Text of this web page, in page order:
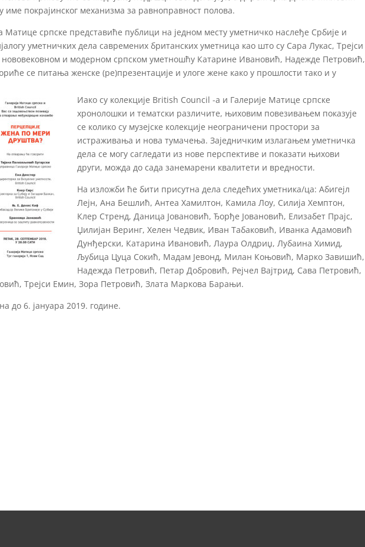
име покрајинског механизма за равноправност полова.
Матице српске представиће публици на једном месту уметничко наслеђе Србије и
уметничких дела савремених британских уметница као што су Сара Лукас, Трејси
нововековном и модерном српском уметношћу Катарине Ивановић, Надежде Петровић,
се питања женске (ре)презентације и улоге жене како у прошлости тако и у
Иако су колекције British Council -а и Галерије Матице српске
хронолошки и тематски различите, њиховим повезивањем показује
се колико су музејске колекције неограничени простори за
истраживања и нова тумачења. Заједничким излагањем уметничка
дела се могу сагледати из нове перспективе и показати њихови
други, можда до сада занемарени квалитети и вредности.
На изложби ће бити присутна дела следећих уметника/ца: Абигејл
Лејн, Ана Бешлић, Антеа Хамилтон, Камила Лоу, Силија Хемптон,
Клер Стренд, Даница Јовановић, Ђорђе Јовановић, Елизабет Прајс,
Џилијан Веринг, Хелен Чедвик, Иван Табаковић, Иванка Адамовић
Дунђерски, Катарина Ивановић, Лаура Олдриџ, Лубаина Химид,
Љубица Цуца Сокић, Мадам Јевонд, Милан Коњовић, Марко Завишић,
Надежда Петровић, Петар Добровић, Рејчел Вајтрид, Сава Петровић,
Трејси Емин, Зора Петровић, Злата Маркова Барањи.
до 6. јануара 2019. године.